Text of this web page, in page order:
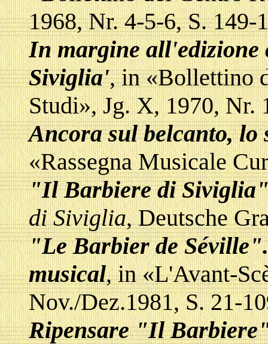
1968, Nr. 4-5-6, S. 149-
In margine
Siviglia', in «Bollettino
Studi», Jg. X, 1970, Nr.
Ancora sul belcanto,
«Rassegna Musicale
"Il Barbiere di
di Siviglia, Deutsche
"Le Barbier de
musical, in «L'Avant-
Nov./Dez.1981, S. 21-
Ripensare "Il